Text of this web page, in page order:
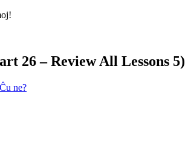
26 – Review All Lessons 5)
Ĉu ne?